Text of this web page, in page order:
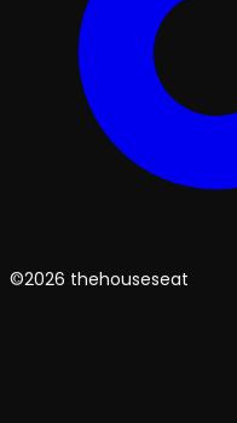
©2026 thehouseseat